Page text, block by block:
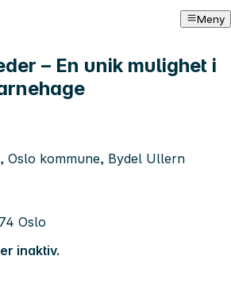
Meny
– En unik mulighet i
Oslo kommune, Bydel Ullern
Oslo
inaktiv.